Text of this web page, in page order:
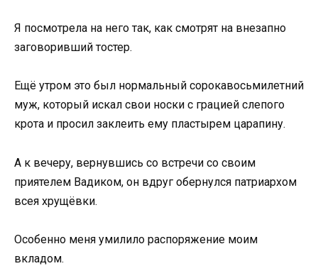
Я посмотрела на него так, как смотрят на внезапно
заговоривший тостер.
Ещё утром это был нормальный сорокавосьмилетний
муж, который искал свои носки с грацией слепого
крота и просил заклеить ему пластырем царапину.
А к вечеру, вернувшись со встречи со своим
приятелем Вадиком, он вдруг обернулся патриархом
всея хрущёвки.
Особенно меня умилило распоряжение моим
вкладом.